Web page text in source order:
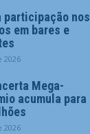
participação nos
em bares e
2026
Mega-
acumula para
2026